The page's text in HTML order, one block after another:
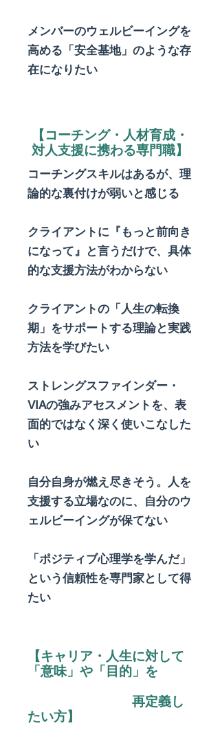
メンバーのウェルビーイングを
高める「安全基地」のような存
在になりたい
【​コーチング・人材育成・
対人支援に携わる専門職】
コーチングスキルはあるが、理
論的な裏付けが弱いと感じる
クライアントに『もっと前向き
になって』と言うだけで、具体
的な支援方法がわからない
クライアントの「人生の転換
期」をサポートする理論と実践
方法を学びたい
ストレングスファインダー・
VIAの強みアセスメントを、表
面的ではなく深く使いこなした
い
​自分自身が燃え尽きそう。人を
支援する立場なのに、自分のウ
ェルビーイングが保てない
「ポジティブ心理学を学んだ」
という信頼性を専門家として得
たい
【​キャリア・人生に対して
「意味」や「目的」を
再定義し
たい方】